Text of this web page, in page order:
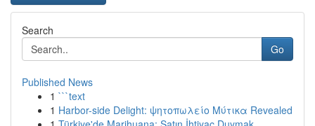
Search
Go
Published News
1 ```text
1 Harbor-side Delight: ψητοπωλείο Μύτικα Revealed